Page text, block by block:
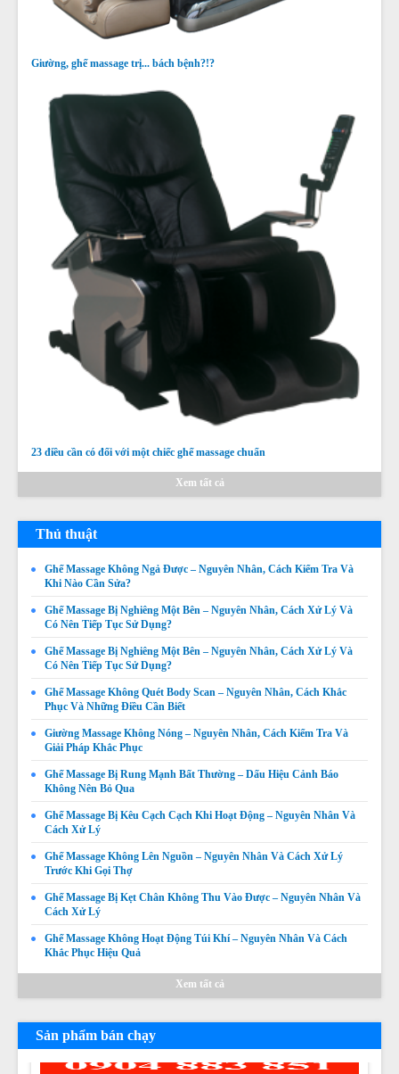
Giường, ghế massage trị... bách bệnh?!?
23 điều cần có đối với một chiếc ghế massage chuẩn
Xem tất cả
Thủ thuật
Ghế Massage Không Ngả Được – Nguyên Nhân, Cách Kiểm Tra Và
Khi Nào Cần Sửa?
Ghế Massage Bị Nghiêng Một Bên – Nguyên Nhân, Cách Xử Lý Và
Có Nên Tiếp Tục Sử Dụng?
Ghế Massage Bị Nghiêng Một Bên – Nguyên Nhân, Cách Xử Lý Và
Có Nên Tiếp Tục Sử Dụng?
Ghế Massage Không Quét Body Scan – Nguyên Nhân, Cách Khắc
Phục Và Những Điều Cần Biết
Giường Massage Không Nóng – Nguyên Nhân, Cách Kiểm Tra Và
Giải Pháp Khắc Phục
Ghế Massage Bị Rung Mạnh Bất Thường – Dấu Hiệu Cảnh Báo
Không Nên Bỏ Qua
Ghế Massage Bị Kêu Cạch Cạch Khi Hoạt Động – Nguyên Nhân Và
Cách Xử Lý
Ghế Massage Không Lên Nguồn – Nguyên Nhân Và Cách Xử Lý
Trước Khi Gọi Thợ
Ghế Massage Bị Kẹt Chân Không Thu Vào Được – Nguyên Nhân Và
Cách Xử Lý
Ghế Massage Không Hoạt Động Túi Khí – Nguyên Nhân Và Cách
Khắc Phục Hiệu Quả
Xem tất cả
Sản phẩm bán chạy
Dấu Hiệu Và Cách Khắc Phục
Thay da ghế massage tại Thị xã La Gi, Huyện Tánh Linh,